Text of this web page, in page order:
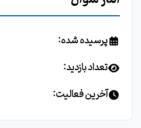
پرسیده شده:
تعداد بازدید:
آخرین فعالیت: